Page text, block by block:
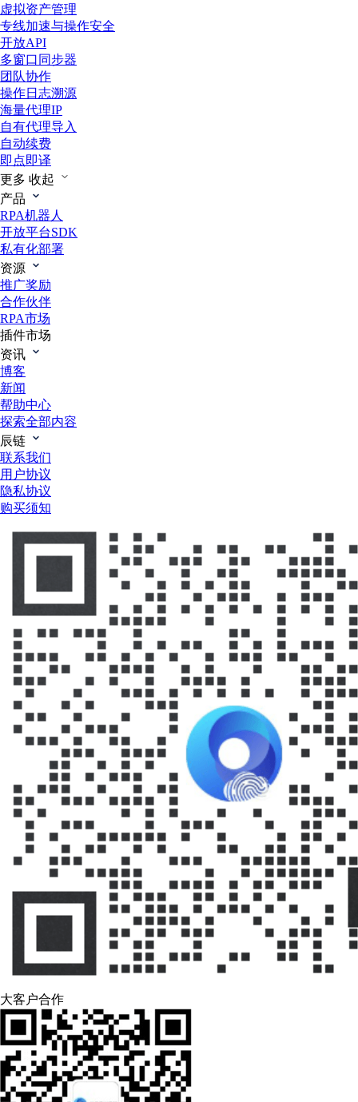
虚拟资产管理
专线加速与操作安全
开放API
多窗口同步器
团队协作
操作日志溯源
海量代理IP
自有代理导入
自动续费
即点即译
更多 收起
产品
RPA机器人
开放平台SDK
私有化部署
资源
推广奖励
合作伙伴
RPA市场
插件市场
资讯
博客
新闻
帮助中心
探索全部内容
辰链
联系我们
用户协议
隐私协议
购买须知
大客户合作